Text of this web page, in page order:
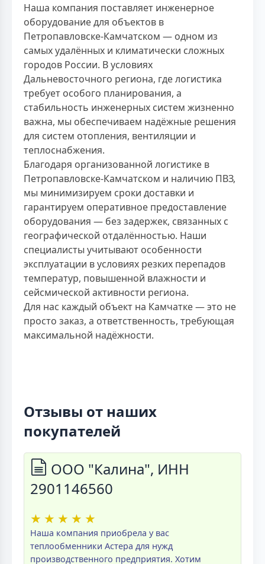
Наша компания поставляет инженерное
оборудование для объектов в
Петропавловске-Камчатском — одном из
самых удалённых и климатически сложных
городов России. В условиях
Дальневосточного региона, где логистика
требует особого планирования, а
стабильность инженерных систем жизненно
важна, мы обеспечиваем надёжные решения
для систем отопления, вентиляции и
теплоснабжения.
Благодаря организованной логистике в
Петропавловске-Камчатском и наличию ПВЗ,
мы минимизируем сроки доставки и
гарантируем оперативное предоставление
оборудования — без задержек, связанных с
географической отдалённостью. Наши
специалисты учитывают особенности
эксплуатации в условиях резких перепадов
температур, повышенной влажности и
сейсмической активности региона.
Для нас каждый объект на Камчатке — это не
просто заказ, а ответственность, требующая
максимальной надёжности.
Отзывы от наших
покупателей
ООО "Калина", ИНН
2901146560
★ ★ ★ ★ ★
Наша компания приобрела у вас
теплообменники Астера для нужд
производственного предприятия. Хотим